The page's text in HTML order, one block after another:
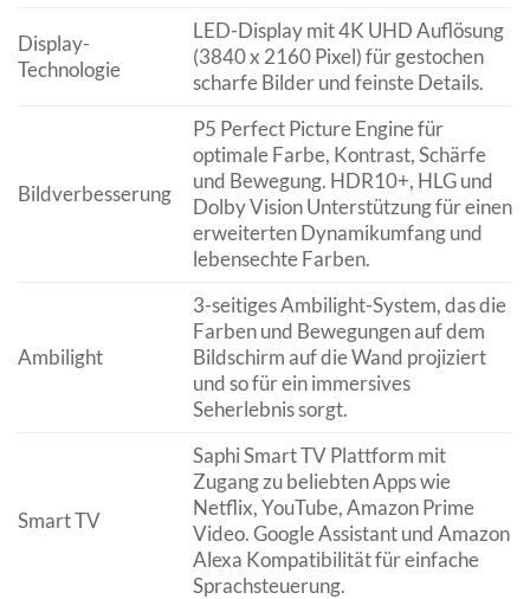
Display-
Technologie
LED-Display mit 4K UHD Auflösung
(3840 x 2160 Pixel) für gestochen
scharfe Bilder und feinste Details.
Bildverbesserung
P5 Perfect Picture Engine für
optimale Farbe, Kontrast, Schärfe
und Bewegung. HDR10+, HLG und
Dolby Vision Unterstützung für einen
erweiterten Dynamikumfang und
lebensechte Farben.
Ambilight
3-seitiges Ambilight-System, das die
Farben und Bewegungen auf dem
Bildschirm auf die Wand projiziert
und so für ein immersives
Seherlebnis sorgt.
Smart TV
Saphi Smart TV Plattform mit
Zugang zu beliebten Apps wie
Netflix, YouTube, Amazon Prime
Video. Google Assistant und Amazon
Alexa Kompatibilität für einfache
Sprachsteuerung.